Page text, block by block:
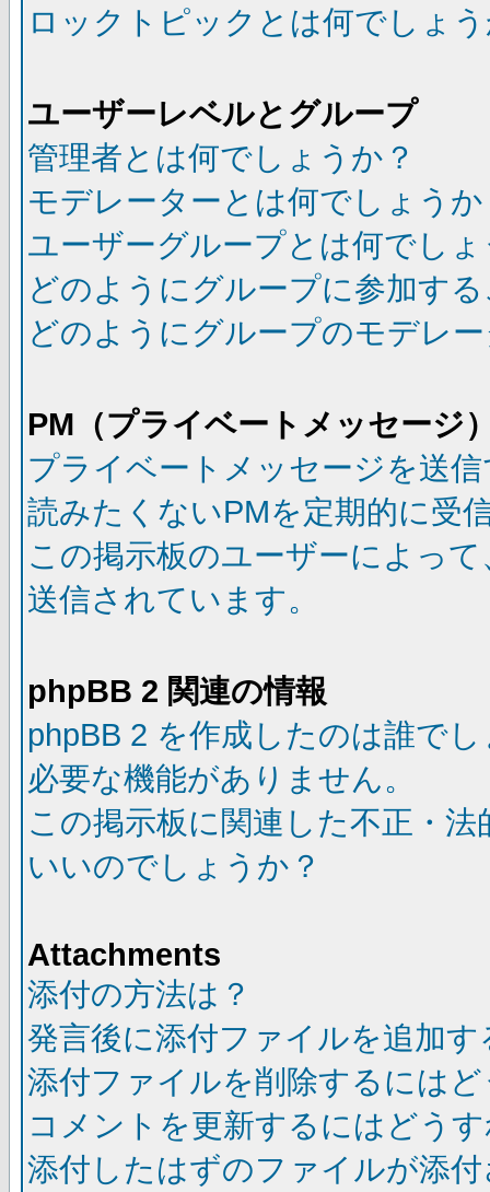
ロックトピックとは何でしょ
ユーザーレベルとグループ
管理者とは何でしょうか？
モデレーターとは何でしょうか
ユーザーグループとは何でし
どのようにグループに参加す
どのようにグループのモデレ
PM（プライベートメッセージ
プライベートメッセージを送
読みたくないPMを定期的に受
この掲示板のユーザーによっ
送信されています。
phpBB 2 関連の情報
phpBB 2 を作成したのは誰で
必要な機能がありません。
この掲示板に関連した不正・
いいのでしょうか？
Attachments
添付の方法は？
発言後に添付ファイルを追加
添付ファイルを削除するには
コメントを更新するにはどう
添付したはずのファイルが添